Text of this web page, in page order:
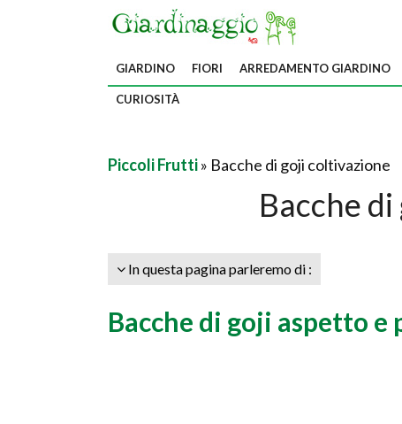
GIARDINO FIORI ARREDAMENTO GIARDINO
CURIOSITÀ
Piccoli Frutti» Bacche di goji coltivazione
Bacche
In questa pagina parleremo di :
Bacche di goji aspetto e